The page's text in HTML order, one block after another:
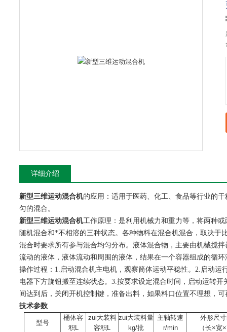
详细介绍
新型三维运动混合机的应用：适用于医药、化工、食品等行业的
匀的混合。
新型三维运动混合机工作原理：是利用机械力和重力等，将两种
随机混合和*不相溶的三种状态。各种物料在混合机混合，取决
混合时要求所有参与混合均匀分布。液体混合物，主要由机械搅
流动的液体，液体流动和周围的液体，结果在一个容器组成的循
操作过程：1.启动混合机主电机，观察筒体运动平稳性。2.启动
电器下方旋钮搬至连续状态。3.按要求设定混合时间，启动运转
间达到后，关闭开机控制键，准备出料，如果料口位置不理想，
技术参数
型号
桶体容
积L
zui大装料
容积L
zui大装料量
kg/批
主轴转速
r/min
外形尺
（长×宽